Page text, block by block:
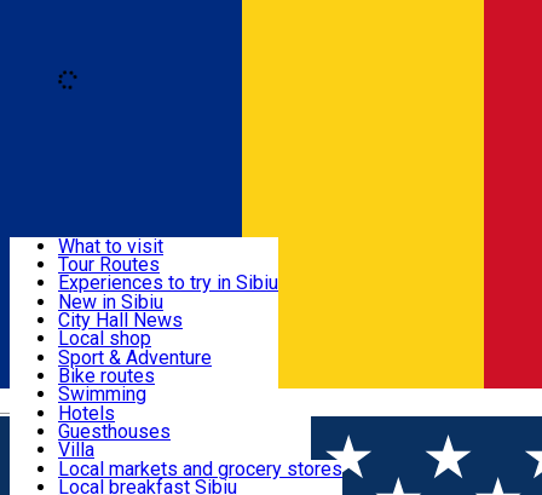
Română
Useful info
Activities & Adventure
Accommodation
Food, Drinks & Nightlife
Transport & Parking
What to visit
Tour Routes
Experiences to try in Sibiu
Podcast
Culture
Museums
Churches
Parks, Zoo
County of Sibiu
New in Sibiu
City Hall News
Local shop
Sibiu artisans
Sibiul Verde
Public services
Education
How do I get to Sibiu
Tourist Info
Tour Guides
Guided tours
Sport & Adventure
Bike routes
Swimming
Riding
Indoor activities
Loc de joacă indoor
Loc de joacă outdoor
Ski
Hotels
Guesthouses
Villa
Hostels
Motel
Local markets and grocery stores
Local breakfast Sibiu